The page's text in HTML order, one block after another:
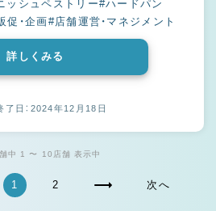
ッシュペストリー#ハードパン
促・企画#店舗運営・マネジメント
詳しくみる
了日：2024年12月18日
中 1 〜 10店舗 表示中
1 2 次へ